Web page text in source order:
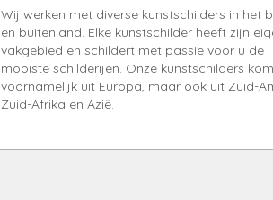
Wij werken met diverse kunstschilders in het
en buitenland. Elke kunstschilder heeft zijn
vakgebied en schildert met passie voor u de
mooiste schilderijen. Onze kunstschilders
voornamelijk uit Europa, maar ook uit Zuid-
Zuid-Afrika en Azië.